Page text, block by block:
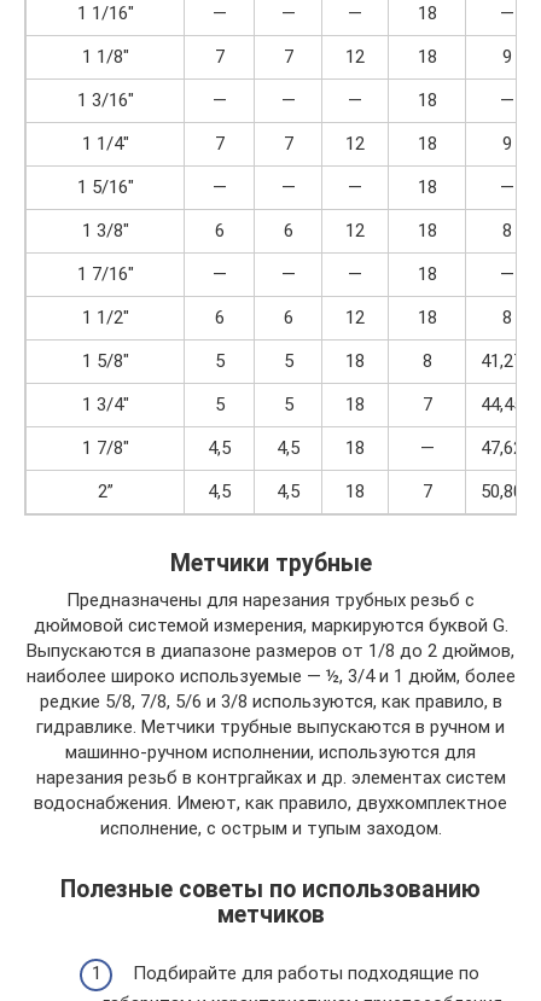
1 1/16″
— — — 18
—
1 1/8″
7 7 12 18
9
1 3/16″
— — — 18
—
1 1/4″
7 7 12 18
9
1 5/16″
— — — 18
—
1 3/8″
6 6 12 18
8
1 7/16″
— — — 18
—
1 1/2″
6 6 12 18
8
1 5/8″
5 5 18 8
41,277
1 3/4″
5 5 18 7
44,452
1 7/8″
4,5 4,5 18 —
47,627
2”
4,5 4,5 18 7 50,802
Метчики трубные
Предназначены для нарезания трубных резьб с
дюймовой системой измерения, маркируются буквой G.
Выпускаются в диапазоне размеров от 1/8 до 2 дюймов,
наиболее широко используемые — ½, 3/4 и 1 дюйм, более
редкие 5/8, 7/8, 5/6 и 3/8 используются, как правило, в
гидравлике. Метчики трубные выпускаются в ручном и
машинно-ручном исполнении, используются для
нарезания резьб в контргайках и др. элементах систем
водоснабжения. Имеют, как правило, двухкомплектное
исполнение, с острым и тупым заходом.
Полезные советы по использованию
метчиков
Подбирайте для работы подходящие по